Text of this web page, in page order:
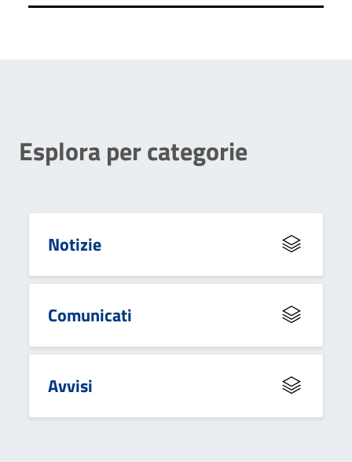
Esplora per categorie
Notizie
Comunicati
Avvisi